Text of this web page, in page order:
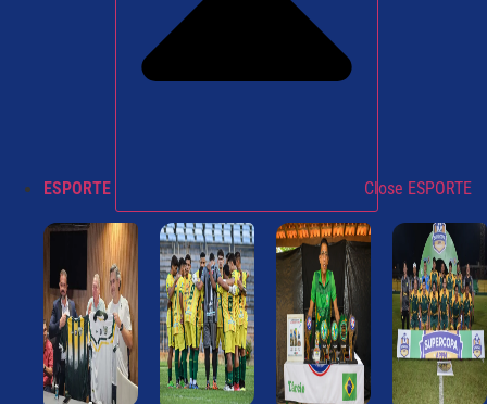
ESPORTE Close ESPORTE